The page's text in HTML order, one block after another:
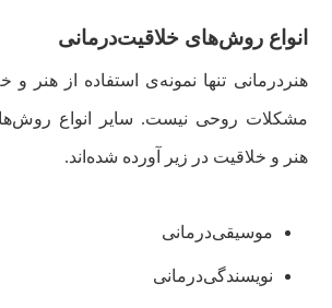
انواع روش‌های خلاقیت‌درمانی
هنردرمانی تنها نمونه‌ی استفاده از هنر و
مشکلات روحی نیست. سایر انواع
هنر و خلاقیت در زیر آورده شده‌اند.
موسیقی‌درمانی
نویسندگی‌درمانی